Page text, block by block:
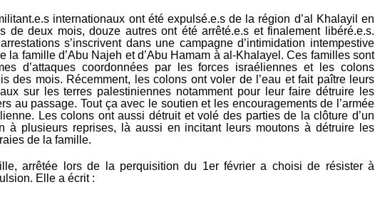
internationaux ont été expulsé.e.s de la région d’al Khalayil en
de deux mois, douze autres ont été arrêté.e.s et finalement libéré.e.s.
s’inscrivent dans une campagne d’intimidation intempestive
la famille d’Abu Najeh et d’Abu Hamam à al-Khalayel. Ces familles sont
d’attaques coordonnées par les forces israéliennes et les colons
des mois. Récemment, les colons ont voler de l’eau et fait paître leurs
sur les terres palestiniennes notamment pour leur faire détruire les
au passage. Tout ça avec le soutien et les encouragements de l’armée
Les colons ont aussi détruit et volé des parties de la clôture d’un
à plusieurs reprises, là aussi en incitant leurs moutons à détruire les
de la famille.
arrêtée lors de la perquisition du 1er février a choisi de résister à
Elle a écrit :